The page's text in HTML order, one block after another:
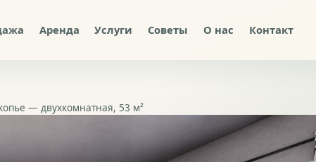
Аренда Услуги Советы О нас Контакт
— двухкомнатная, 53 м²